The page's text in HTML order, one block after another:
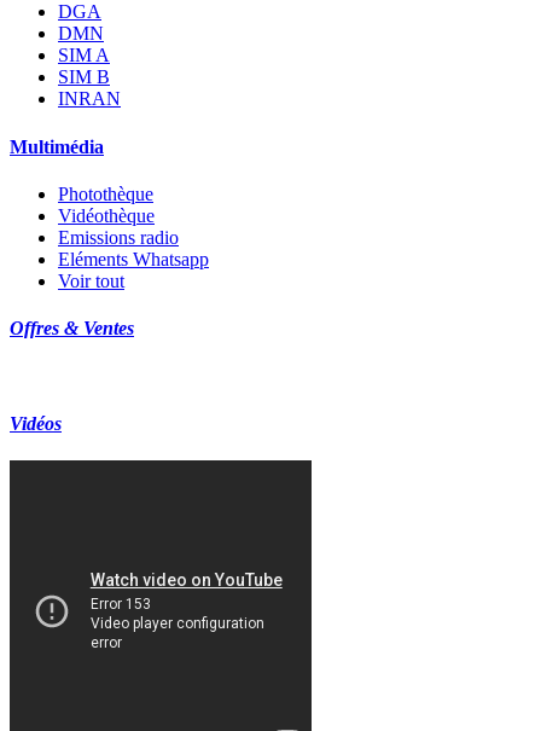
DGA
DMN
SIM A
SIM B
INRAN
Multimédia
Photothèque
Vidéothèque
Emissions radio
Eléments Whatsapp
Voir tout
Offres & Ventes
Vidéos